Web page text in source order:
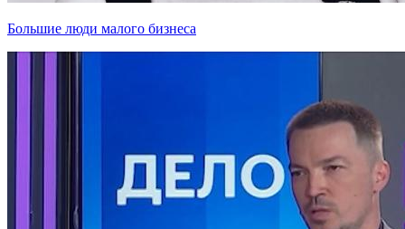
Большие люди малого бизнеса